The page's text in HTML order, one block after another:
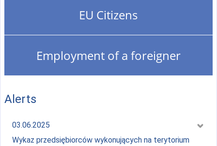
EU Citizens
Employment of a foreigner
Alerts
Data:
03.06.2025
Wykaz przedsiębiorców wykonujących na terytorium